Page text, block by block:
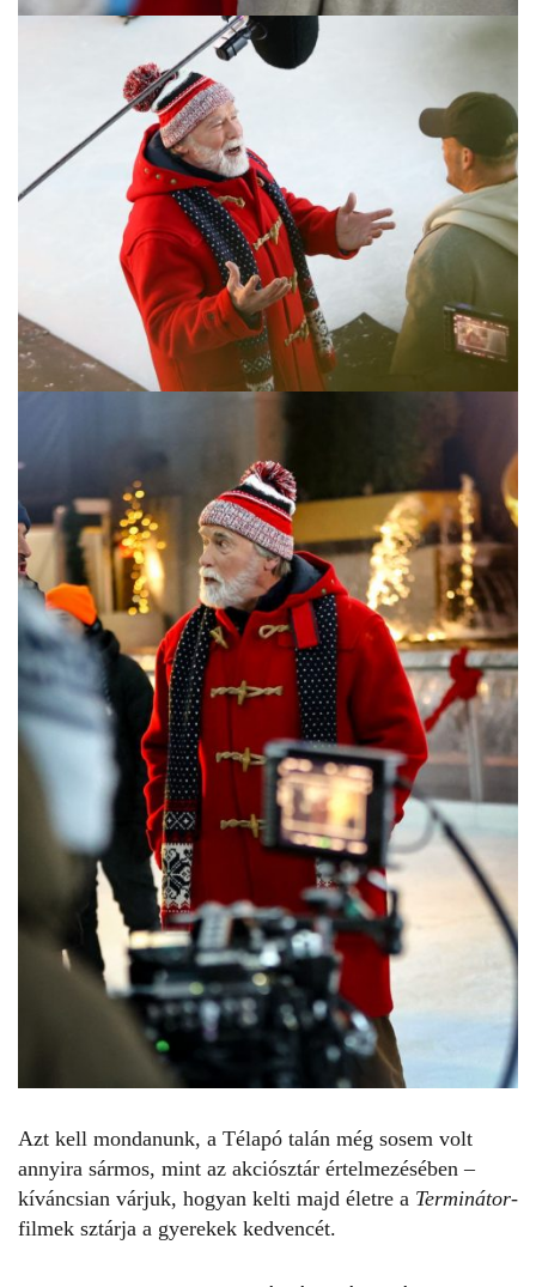
Azt kell mondanunk, a Télapó talán még sosem volt
annyira sármos, mint az akciósztár értelmezésében –
kíváncsian várjuk, hogyan kelti majd életre a Terminátor-
filmek sztárja a gyerekek kedvencét.